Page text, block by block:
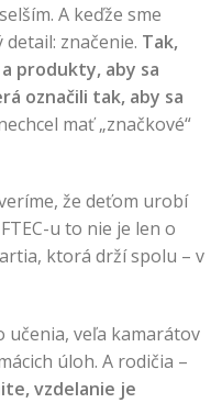
A keďže sme
detail: značenie. Tak,
produkty, aby sa
označili tak, aby sa
mať „značkové“
že deťom urobí
u to nie je len o
ktorá drží spolu – v
učenia, veľa kamarátov
úloh. A rodičia –
vzdelanie je